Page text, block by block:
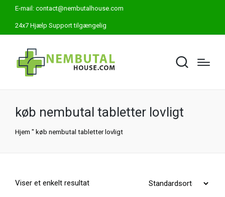
E-mail: contact@nembutalhouse.com
24x7 Hjælp Support tilgængelig
køb nembutal tabletter lovligt
Hjem " køb nembutal tabletter lovligt
Viser et enkelt resultat